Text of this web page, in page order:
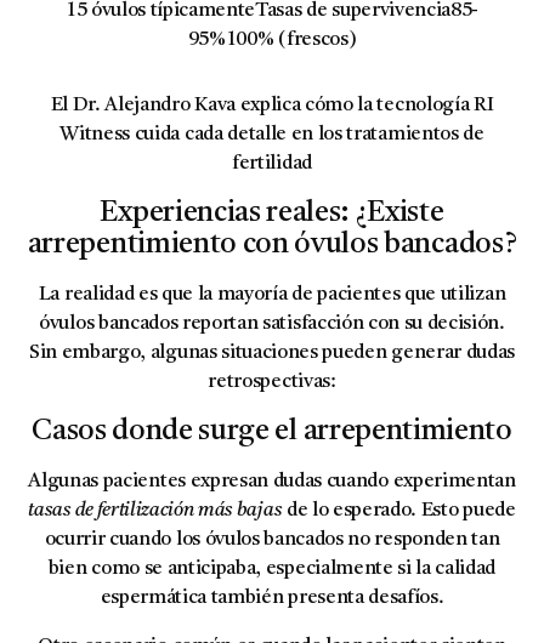
15 óvulos típicamenteTasas de supervivencia85-
95%100% (frescos)
El Dr. Alejandro Kava explica cómo la tecnología RI
Witness cuida cada detalle en los tratamientos de
fertilidad
Experiencias reales: ¿Existe
arrepentimiento con óvulos bancados?
La realidad es que la mayoría de pacientes que utilizan
óvulos bancados reportan satisfacción con su decisión.
Sin embargo, algunas situaciones pueden generar dudas
retrospectivas:
Casos donde surge el arrepentimiento
Algunas pacientes expresan dudas cuando experimentan
tasas de fertilización más bajasde lo esperado. Esto puede
ocurrir cuando los óvulos bancados no responden tan
bien como se anticipaba, especialmente si la calidad
espermática también presenta desafíos.